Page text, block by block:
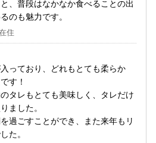
、普段はなかなか食べることの出
のも魅力です。
住
っており、どれもとても柔らか
す！
タレもとても美味しく、タレだけ
りました。
過ごすことができ、また来年もリ
た。